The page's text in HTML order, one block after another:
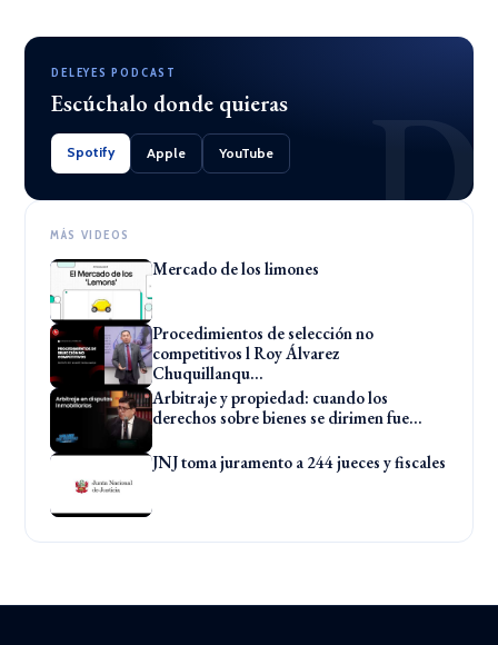
D
DELEYES PODCAST
Escúchalo donde quieras
Spotify Apple YouTube
MÁS VIDEOS
▶ Mercado de los limones
▶
Procedimientos de selección no
competitivos l Roy Álvarez
Chuquillanqu...
▶
Arbitraje y propiedad: cuando los
derechos sobre bienes se dirimen fue...
▶ JNJ toma juramento a 244 jueces y fiscales